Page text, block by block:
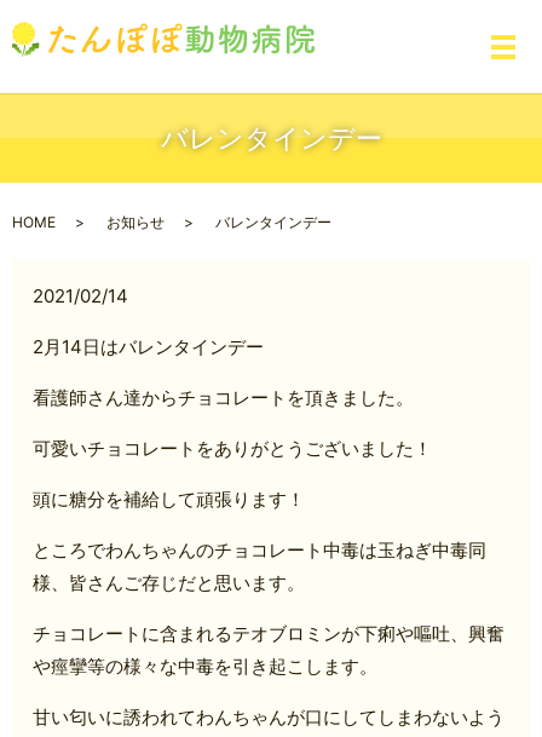
メ
バレンタインデー
HOME お知らせ バレンタインデー
2021/02/14
2月14日はバレンタインデー
看護師さん達からチョコレートを頂きました。
可愛いチョコレートをありがとうございました！
頭に糖分を補給して頑張ります！
ところでわんちゃんのチョコレート中毒は玉ねぎ中毒同
様、皆さんご存じだと思います。
チョコレートに含まれるテオブロミンが下痢や嘔吐、興奮
や痙攣等の様々な中毒を引き起こします。
甘い匂いに誘われてわんちゃんが口にしてしまわないよう